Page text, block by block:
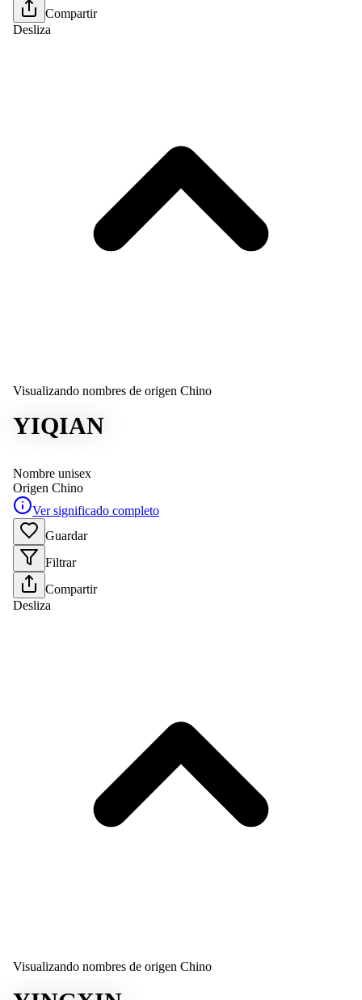
Compartir
Desliza
Visualizando nombres de origen Chino
YIQIAN
Nombre unisex
Origen Chino
Ver significado completo
Guardar
Filtrar
Compartir
Desliza
Visualizando nombres de origen Chino